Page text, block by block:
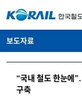
보도자료
“국내 철도 한눈에
구축